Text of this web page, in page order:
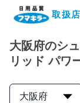
取扱
企業・IR
製品情報
大阪府のシ
リッド パワ
大阪府